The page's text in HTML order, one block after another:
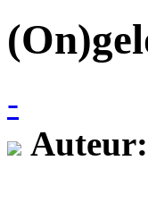
-
Auteur: